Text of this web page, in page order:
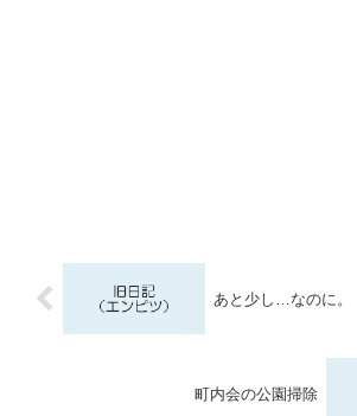
あと少し…なのに。
町内会の公園掃除